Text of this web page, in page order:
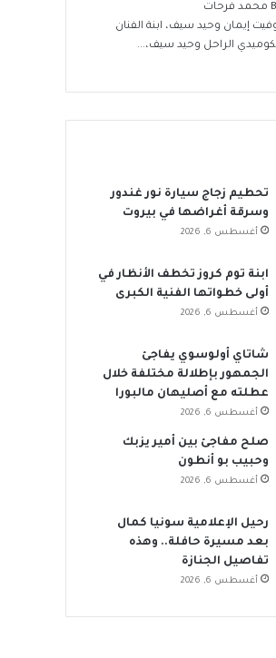
محمد فرحات
إيمان وحيد سيف، ابنة الفنان
الراحل وحيد سيف،...
تحطيم زجاج سيارة نور غندور
وسرقة أغراضها في بيروت
أغسطس 6, 2026
ابنة توم كروز تخطف الأنظار في
أولى خطواتها الفنية الكبرى
أغسطس 6, 2026
شاتاي أولوسوي يفاجئ
الجمهور بإطلالة مختلفة خلال
عطلته مع أصليهان مالبورا
أغسطس 6, 2026
صلح مفاجئ بين أمير يزبك
وحبيب بو أنطون
أغسطس 6, 2026
رحيل الإعلامية سونيا كمال
بعد مسيرة حافلة.. وهذه
تفاصيل الجنازة
أغسطس 6, 2026